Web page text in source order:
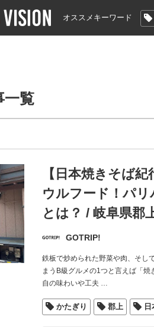
オススメキーワード
一覧
【日本焼きそば
ウルフード！パ
とは？ / 岐阜県郡
GOTRIP!
鉄板で炒められた野菜や肉、そし
まうB級グルメの1つと言えば「
自の味わいや工夫 …
かたぎり 郡上